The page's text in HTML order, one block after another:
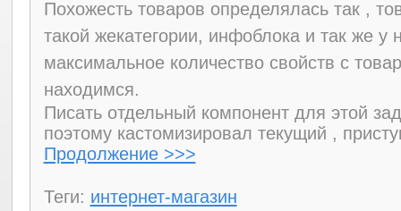
Похожесть товаров определялась так ,
такой жекатегории, инфоблока и так же у
максимальное количество свойств с
находимся.
Писать отдельный компонент для этой
поэтому кастомизировал текущий ,
Продолжение >>>
Теги: интернет-магазин